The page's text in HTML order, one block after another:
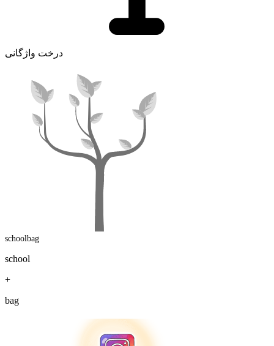
درخت واژگانی
schoolbag
school
+
bag